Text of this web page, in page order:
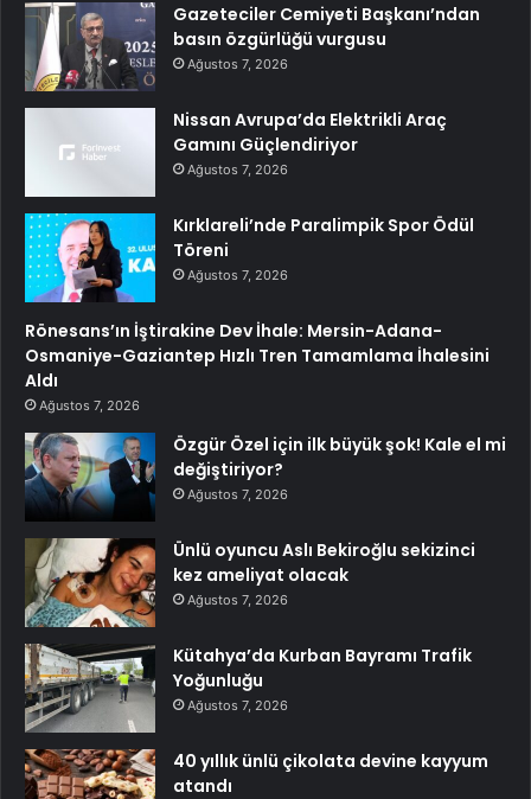
Gazeteciler Cemiyeti Başkanı’ndan
basın özgürlüğü vurgusu
Ağustos 7, 2026
Nissan Avrupa’da Elektrikli Araç
Gamını Güçlendiriyor
Ağustos 7, 2026
Kırklareli’nde Paralimpik Spor Ödül
Töreni
Ağustos 7, 2026
Rönesans’ın İştirakine Dev İhale: Mersin-Adana-
Osmaniye-Gaziantep Hızlı Tren Tamamlama İhalesini
Aldı
Ağustos 7, 2026
Özgür Özel için ilk büyük şok! Kale el mi
değiştiriyor?
Ağustos 7, 2026
Ünlü oyuncu Aslı Bekiroğlu sekizinci
kez ameliyat olacak
Ağustos 7, 2026
Kütahya’da Kurban Bayramı Trafik
Yoğunluğu
Ağustos 7, 2026
40 yıllık ünlü çikolata devine kayyum
atandı